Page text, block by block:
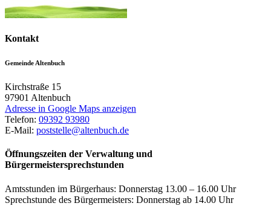
Kontakt
Gemeinde Altenbuch
Kirchstraße 15
97901 Altenbuch
Adresse in Google Maps anzeigen
Telefon: 09392 93980
E-Mail: poststelle@altenbuch.de
Öffnungszeiten der Verwaltung und
Bürgermeistersprechstunden
Amtsstunden im Bürgerhaus: Donnerstag 13.00 – 16.00 Uhr
Sprechstunde des Bürgermeisters: Donnerstag ab 14.00 Uhr